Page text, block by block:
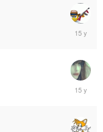
October
22,
October
20,